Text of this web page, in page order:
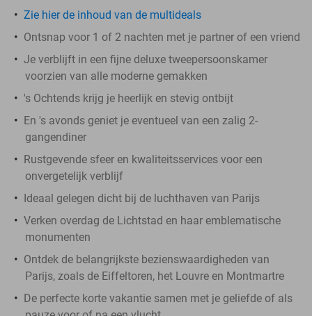
Zie hier de inhoud van de multideals
Ontsnap voor 1 of 2 nachten met je partner of een vriend
Je verblijft in een fijne deluxe tweepersoonskamer
voorzien van alle moderne gemakken
's Ochtends krijg je heerlijk en stevig ontbijt
En 's avonds geniet je eventueel van een zalig 2-
gangendiner
Rustgevende sfeer en kwaliteitsservices voor een
onvergetelijk verblijf
Ideaal gelegen dicht bij de luchthaven van Parijs
Verken overdag de Lichtstad en haar emblematische
monumenten
Ontdek de belangrijkste bezienswaardigheden van
Parijs, zoals de Eiffeltoren, het Louvre en Montmartre
De perfecte korte vakantie samen met je geliefde of als